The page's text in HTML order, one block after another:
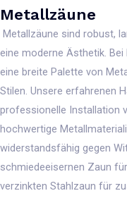
Metallzäune
Metallzäune sind robust,
eine moderne Ästhetik.
eine breite Palette von
Stilen. Unsere erfahrenen
professionelle Installation
hochwertige
widerstandsfähig gegen
schmiedeeisernen Zaun
verzinkten Stahlzaun für